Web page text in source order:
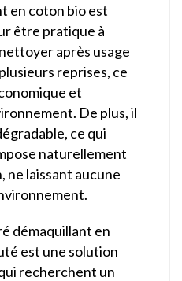
en coton bio est
être pratique à
après usage
reprises, ce
et
De plus, il
ce qui
naturellement
ne laissant aucune
démaquillant en
est une solution
recherchent un